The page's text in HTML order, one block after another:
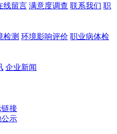
线留言 满意度调查 联系我们 职
检测 环境影响评价 职业病体检
企业新闻
链接
示